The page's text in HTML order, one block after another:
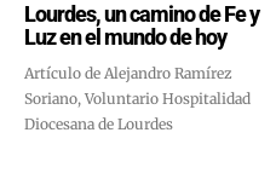
Lourdes, un camino de Fe y
Luz en el mundo de hoy
Artículo de Alejandro Ramírez
Soriano, Voluntario Hospitalidad
Diocesana de Lourdes